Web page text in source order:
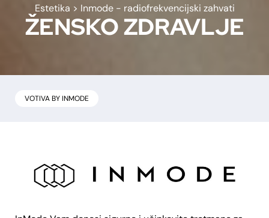
Estetika > Inmode - radiofrekvencijski zahvati
ŽENSKO ZDRAVLJE
VOTIVA BY INMODE